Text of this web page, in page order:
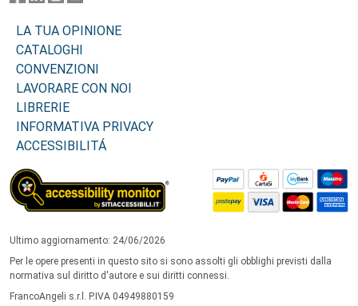
LA TUA OPINIONE
CATALOGHI
CONVENZIONI
LAVORARE CON NOI
LIBRERIE
INFORMATIVA PRIVACY
ACCESSIBILITÁ
Ultimo aggiornamento: 24/06/2026
Per le opere presenti in questo sito si sono assolti gli obblighi previsti dalla
normativa sul diritto d'autore e sui diritti connessi.
FrancoAngeli s.r.l. P.IVA 04949880159